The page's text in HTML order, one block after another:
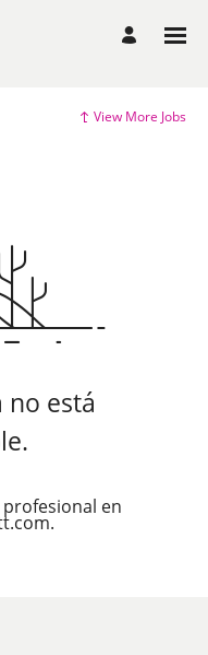
View More Jobs
no está
en